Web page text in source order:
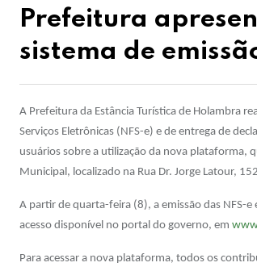
Prefeitura
sistema de
A Prefeitura da Estância Turística de Holambra
Serviços Eletrônicas (NFS-e) e de entrega de
usuários sobre a utilização da nova plataforma,
Municipal, localizado na Rua Dr. Jorge Latour,
A partir de quarta-feira (8), a emissão das NFS-
acesso disponível no portal do governo, em
Para acessar a nova plataforma, todos os